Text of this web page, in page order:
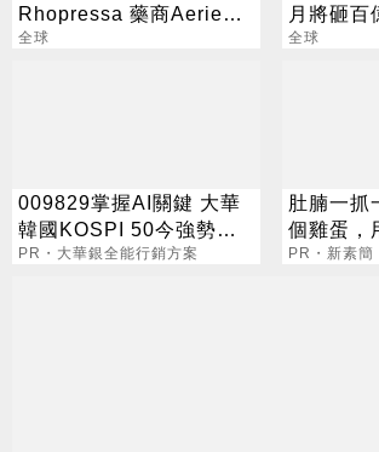
Rhopressa 藥商Aerie股
價大漲
全球
月將砸百
全球
009829掌握AI關鍵 大華
韓國KOSPI 50今強勢開
募
PR・大華銀全能行銷方案
肚腩一抓
個雞蛋，
PR・新素簡